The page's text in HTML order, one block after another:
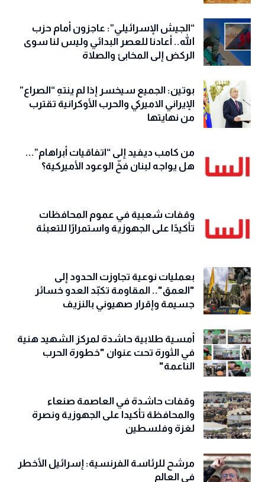
“الجيش الإسرائيلي”: عاجزون أمام حزب
الله.. أعادنا للعصر البدائي وليس لنا سوى
الركض إلى المخابئ والصلاة
بوتين: الجميع سيخسر إذا لم ينتهِ “الصراع”
الإيراني الاميركي والحرب الأوكرانية تقترب
من نهايتها
من كامب ديفيد إلى “اتفاقيات أبراهام”...
هل يواجه لبنان فخّ الوعود الأميركية؟
وقفات شعبية في عموم المحافظات
تأكيدًا على الجهوزية واستمرارًا للتعبئة
بعمليات نوعية تجاوزت الحدود إلى
"العمق".. المقاومة تكبّد العدو خسائر
جسيمة وإقرار صهيوني بالنزيف
أمسية طلابية حاشدة لمركز الشهيد هنية
في الثورة تحت عنوان "خطورة الحرب
الناعمة"
وقفات حاشدة في العاصمة صنعاء
والمحافظة تأكيدا على الجهوزية ونصرة
لغزة وفلسطين
مرشح للرئاسة الفرنسية: إسرائيل الأخطر
في العالم